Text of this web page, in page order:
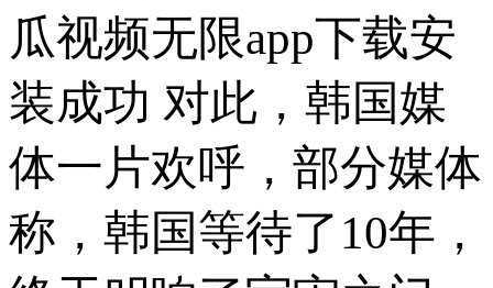
瓜视频无限app下载安
装成功 对此，韩国媒
体一片欢呼，部分媒体
称，韩国等待了10年，